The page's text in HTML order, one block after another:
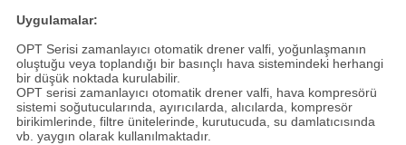
Uygulamalar:
OPT Serisi zamanlayıcı otomatik drener valfi, yoğunlaşmanın
oluştuğu veya toplandığı bir basınçlı hava sistemindeki herhangi
bir düşük noktada kurulabilir.
OPT serisi zamanlayıcı otomatik drener valfi, hava kompresörü
sistemi soğutucularında, ayırıcılarda, alıcılarda, kompresör
birikimlerinde, filtre ünitelerinde, kurutucuda, su damlatıcısında
vb. yaygın olarak kullanılmaktadır.